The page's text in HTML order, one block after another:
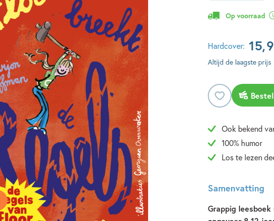
Op voorraad
Hardcover: 15,
Altijd de laagste prijs
Ook bekend
100% humor
Los te lezen
Samenvatting
Grappig